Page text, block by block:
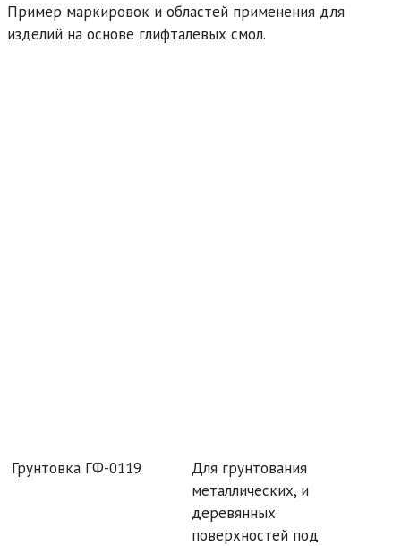
Пример маркировок и областей применения для
изделий на основе глифталевых смол.
Грунтовка ГФ-0119
Для грунтования
металлических, и
деревянных
поверхностей под